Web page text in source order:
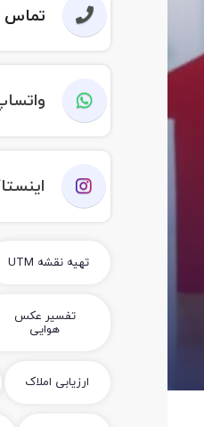
تماس
تهیه نقشه UTM
تفسیر عکس
هوایی
ارزیابی املاک